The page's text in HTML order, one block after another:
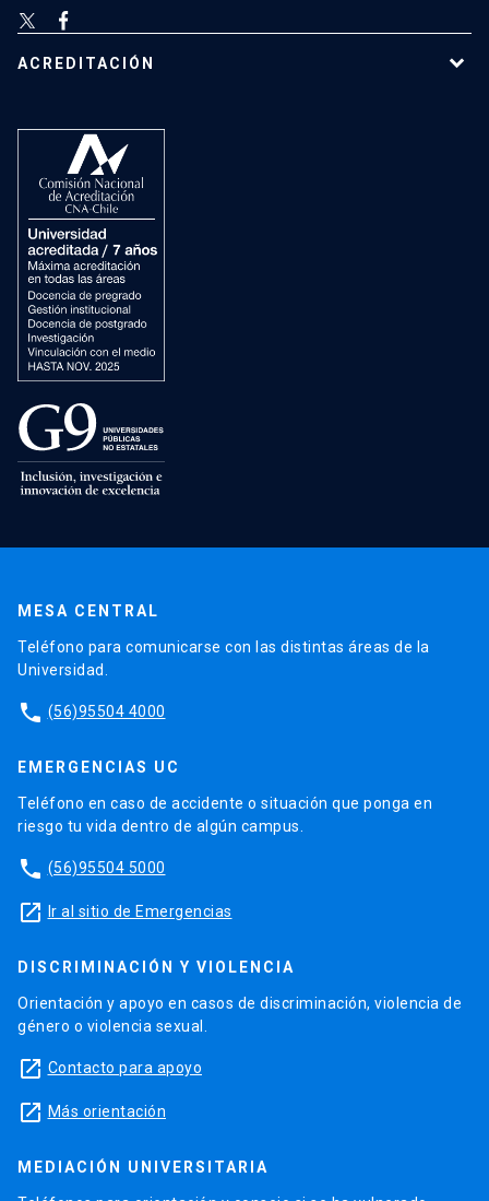
ACREDITACIÓN
MESA CENTRAL
Teléfono para comunicarse con las distintas áreas de la
Universidad.
phone (56)95504 4000
EMERGENCIAS UC
Teléfono en caso de accidente o situación que ponga en
riesgo tu vida dentro de algún campus.
phone (56)95504 5000
launch Ir al sitio de Emergencias
DISCRIMINACIÓN Y VIOLENCIA
Orientación y apoyo en casos de discriminación, violencia de
género o violencia sexual.
launch Contacto para apoyo
launch Más orientación
MEDIACIÓN UNIVERSITARIA